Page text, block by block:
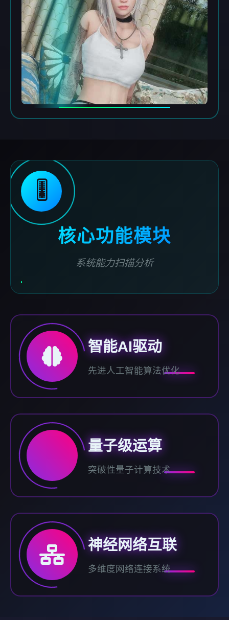
🎚️
核心功能模块
系统能力扫描分析
智能AI驱动
先进人工智能算法优化
量子级运算
突破性量子计算技术
神经网络互联
多维度网络连接系统